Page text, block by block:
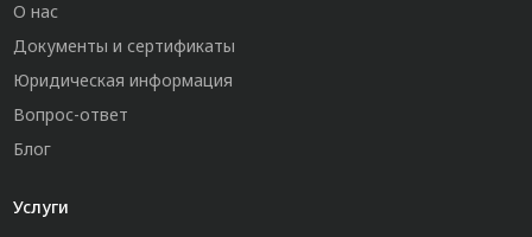
О нас
Документы и сертификаты
Юридическая информация
Вопрос-ответ
Блог
Услуги